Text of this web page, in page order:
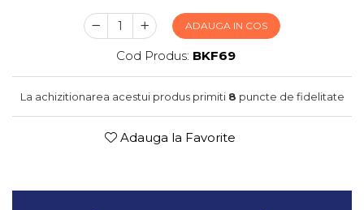
Jocuri de societate in limba
Vezi toate jocurile de societate
ADAUGA IN COS
Cod Produs: BKF69
La achizitionarea acestui produs primiti 8 puncte de fidelitate
Adauga la Favorite